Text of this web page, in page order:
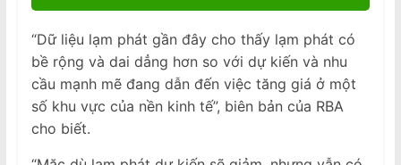
“Dữ liệu lạm phát gần đây cho thấy lạm phát có
bề rộng và dai dẳng hơn so với dự kiến và nhu
cầu mạnh mẽ đang dẫn đến việc tăng giá ở một
số khu vực của nền kinh tế”, biên bản của RBA
cho biết.